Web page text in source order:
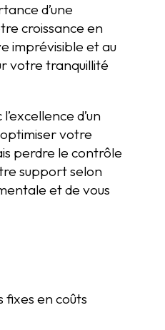
d’une
croissance en
imprévisible et au
votre tranquillité
d’un
votre
perdre le contrôle
support selon
et de vous
en coûts